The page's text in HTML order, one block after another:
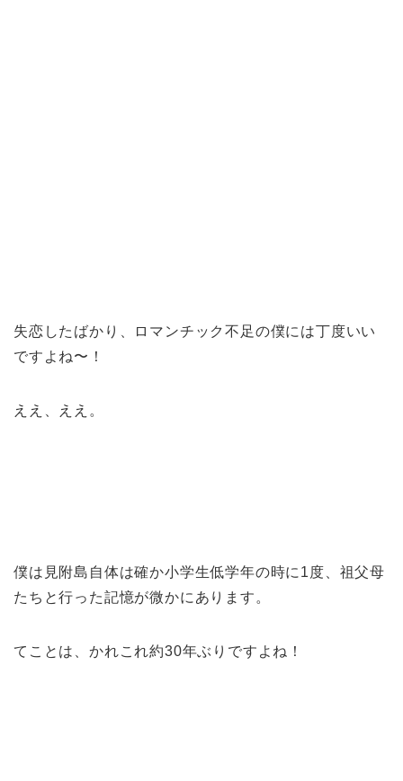
失恋したばかり、ロマンチック不足の僕には丁度いい
ですよね〜！
ええ、ええ。
僕は見附島自体は確か小学生低学年の時に1度、祖父母
たちと行った記憶が微かにあります。
てことは、かれこれ約30年ぶりですよね！